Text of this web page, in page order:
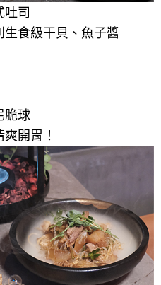
吐司
食級干貝、魚子醬
脆球
開胃！